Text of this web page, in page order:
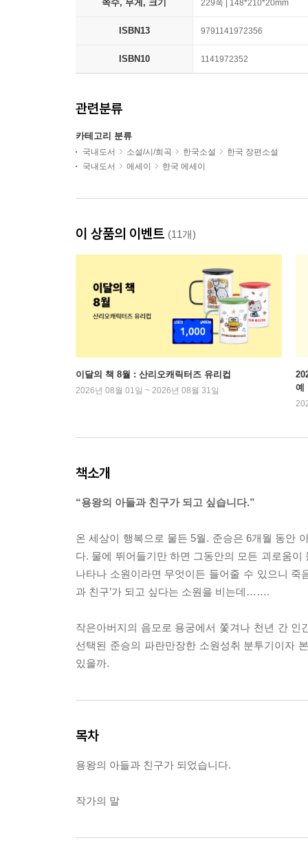
쪽수, 무게, 크기 229쪽 | 148*210*20mm
ISBN13 9791141972356
ISBN10 1141972352
관련분류
카테고리 분류
국내도서 소설/시/희곡 한국소설
한국 장편소설
국내도서
에세이 한국 에세이
이 상품의 이벤트 (11개)
이달의 책 8월 : 산리오캐릭터즈 유리컵
2026년 08월 01일 ~ 2026년 08월 31일
예
책소개
“용왕의 아들과 친구가 되고 싶습니다.”
온 세상이 행복으로 물든 5월. 준승은 6개월 동안
다. 물에 뛰어들기만 하면 그동안의 모든 괴로움
나타나 소원이라면 무엇이든 들어줄 수 있으니 죽
과 친구’가 되고 싶다는 소원을 비는데…….
작은아버지의 음모로 용궁에서 쫓겨나 천년 간
선택된 준승의 파란만장한 소원성취 분투기이자
있을까.
목차
용왕의 아들과 친구가 되었습니다.
작가의 말